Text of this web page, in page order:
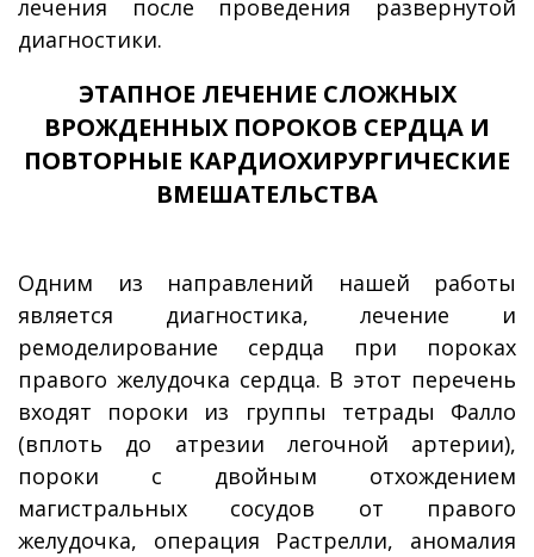
лечения после проведения развернутой
диагностики.
ЭТАПНОЕ ЛЕЧЕНИЕ СЛОЖНЫХ
ВРОЖДЕННЫХ ПОРОКОВ СЕРДЦА И
ПОВТОРНЫЕ КАРДИОХИРУРГИЧЕСКИЕ
ВМЕШАТЕЛЬСТВА
Одним из направлений нашей работы
является диагностика, лечение и
ремоделирование сердца при пороках
правого желудочка сердца. В этот перечень
входят пороки из группы тетрады Фалло
(вплоть до атрезии легочной артерии),
пороки с двойным отхождением
магистральных сосудов от правого
желудочка, операция Растрелли, аномалия